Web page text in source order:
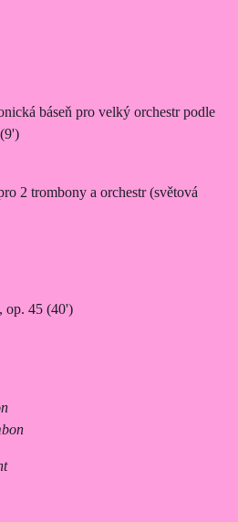
báseň pro velký orchestr podle
2 trombony a orchestr (světová
op. 45 (40')